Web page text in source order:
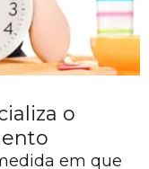
o
em que